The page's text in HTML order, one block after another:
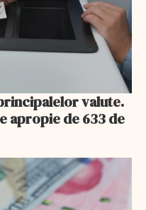
valute.
apropie de 633 de